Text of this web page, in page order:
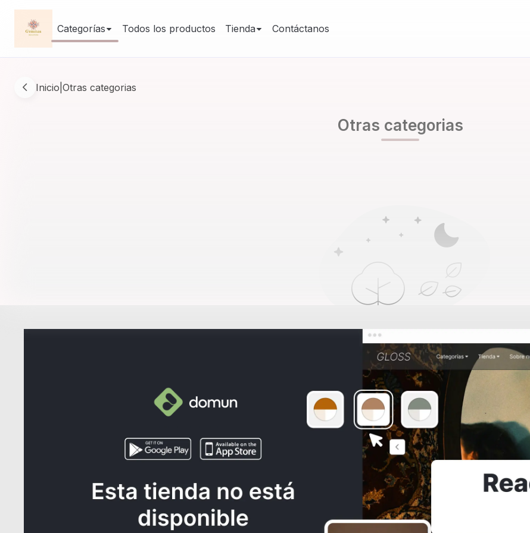
Categorías Todos los productos Tienda Contáctanos
Inicio Otras categorias
Otras categorias
Lo sentimos, en este momento no tenemos productos
disponibles. Estamos actualizando nuestra tienda en
línea por favor, revisa más tarde.
¿NECESITAS AYUDA? Consulta los
Al crear una cuenta, aceptas nuestros